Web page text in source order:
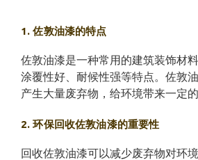
1. 佐敦油漆的特点
佐敦油漆是一种常用的建筑装饰材
涂覆性好、耐候性强等特点。佐敦
产生大量废弃物，给环境带来一定的
2. 环保回收佐敦油漆的重要性
回收佐敦油漆可以减少废弃物对环